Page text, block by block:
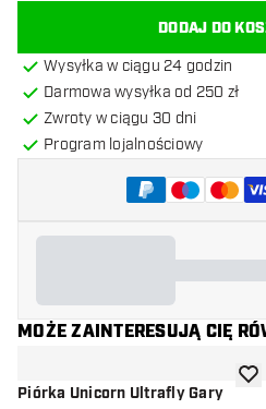
DODAJ DO
Wysyłka w ciągu 24 godzin
Darmowa wysyłka od 250 zł
Zwroty w ciągu 30 dni
Program lojalnościowy
MOŻE ZAINTERESUJĄ CIĘ
Piórka Unicorn Ultrafly Gary